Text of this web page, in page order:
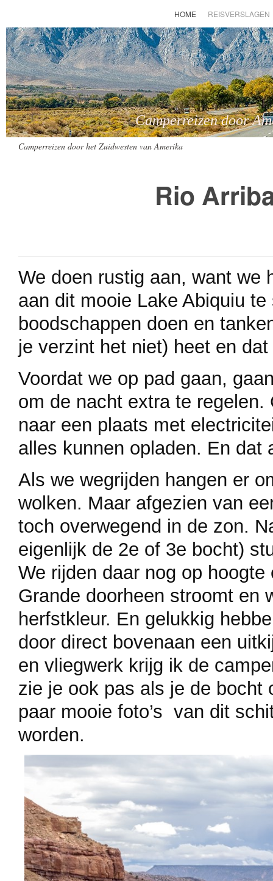
Camperreizen door
Camperreizen door het Zuidwesten van Amerika
HOME REISVERSLAGEN
Rio
We doen rustig aan, want we
aan dit mooie Lake Abiquiu
boodschappen doen en
je verzint het niet) heet en
Voordat we op pad gaan,
om de nacht extra te
naar een plaats met
alles kunnen opladen. En dat
Als we wegrijden hangen er
wolken. Maar afgezien van
toch overwegend in de zon.
eigenlijk de 2e of 3e bocht)
We rijden daar nog op
Grande doorheen stroomt en
herfstkleur. En gelukkig
door direct bovenaan een
en vliegwerk krijg ik de
zie je ook pas als je de bocht
paar mooie foto’s van dit
worden.